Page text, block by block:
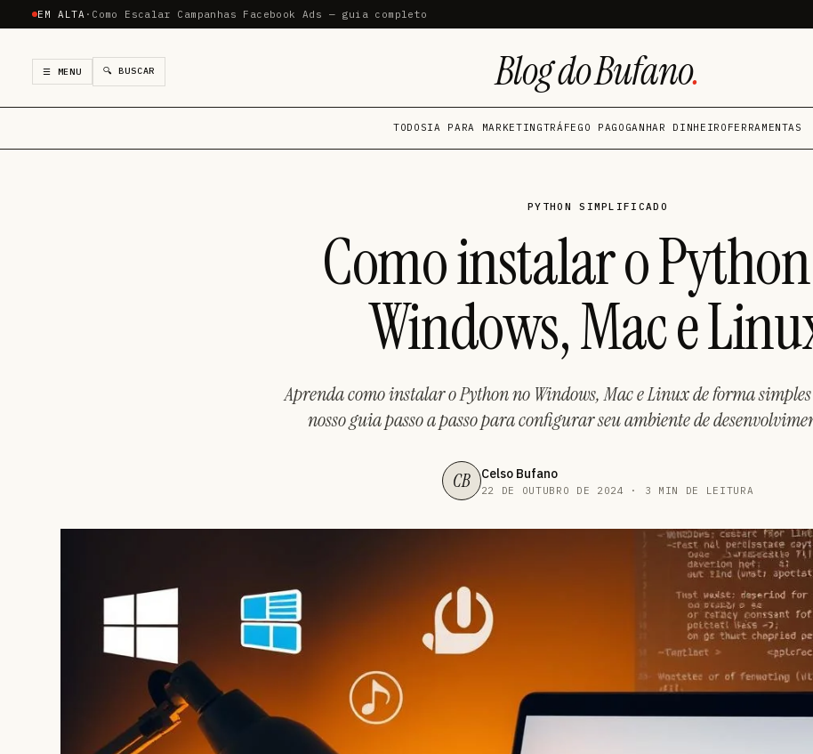
EM ALTA · Como Escalar Campanhas Facebook Ads — guia completo
☰ MENU 🔍 BUSCAR Blog do Bufano.
TODOSIA PARA MARKETINGTRÁFEGO PAGO GANHAR DINHEIRO FERRAMENTAS
PYTHON SIMPLIFICADO
Como instalar o
Windows, Mac e
Aprenda como instalar o Python no Windows, Mac e Linux de forma
nosso guia passo a passo para configurar seu ambiente de
CB Celso Bufano
22 DE OUTUBRO DE 2024 · 3 MIN DE LEITURA